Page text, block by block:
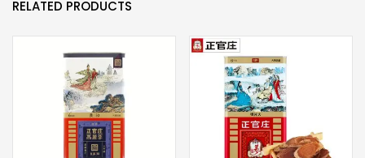
RELATED PRODUCTS